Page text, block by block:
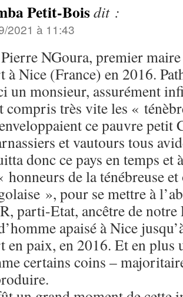
Petit-Boisdit :
2021 à 11:43
NGoura, premier
à Nice (France) en 2016.
un monsieur, assurément
compris très vite les «
ce pauvre petit
et vautours tous
donc ce pays en temps et
honneurs de la ténébreuse
», pour se mettre à
parti-Etat, ancêtre de
apaisé à Nice
en paix, en 2016. Et en plus
certains coins –